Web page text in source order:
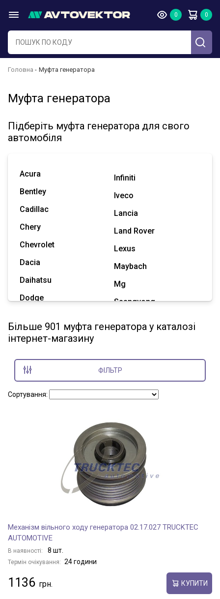
Головна Муфта генератора
Муфта генератора
Підберіть муфта генератора для свого
автомобіля
Acura
Bentley
Cadillac
Chery
Chevrolet
Dacia
Daihatsu
Dodge
Great Wall
Hummer
Infiniti
Iveco
Lancia
Land Rover
Lexus
Maybach
Mg
Ssangyong
Показати всі марки
Більше 901 муфта генератора у каталозі
інтернет-магазину
ФІЛЬТР
Сортування:
Механізм вільного ходу генератора 02.17.027 TRUCKTEC
AUTOMOTIVE
В наявності: 8 шт.
Термін очікування: 24 години
1136 КУПИТИ